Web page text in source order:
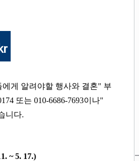
게 알려야할 행사와 결혼" 부
또는 010-6686-7693이나"
니다.
~ 5. 17.)